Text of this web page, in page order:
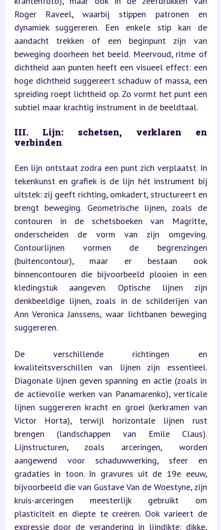
Roger Raveel, waarbij stippen patronen en
dynamiek suggereren. Een enkele stip kan de
aandacht trekken of een beginpunt zijn van
beweging doorheen het beeld. Meervoud, ritme of
dichtheid aan punten heeft een visueel effect: een
hoge dichtheid suggereert schaduw of massa, een
spreiding roept lichtheid op. Zo vormt het punt een
subtiel maar krachtig instrument in de beeldtaal.
III. Lijn: schetsen, verklaren en
verbinden
Een lijn ontstaat zodra een punt zich verplaatst. In
tekenkunst en grafiek is de lijn hét instrument bij
uitstek: zij geeft richting, omkadert, structureert en
brengt beweging. Geometrische lijnen, zoals de
contouren in de schetsboeken van Magritte,
onderscheiden de vorm van zijn omgeving.
Contourlijnen vormen de begrenzingen
(buitencontour), maar er bestaan ook
binnencontouren die bijvoorbeeld plooien in een
kledingstuk aangeven. Optische lijnen zijn
denkbeeldige lijnen, zoals in de schilderijen van
Ann Veronica Janssens, waar lichtbanen beweging
suggereren.
De verschillende richtingen en
kwaliteitsverschillen van lijnen zijn essentieel.
Diagonale lijnen geven spanning en actie (zoals in
de actievolle werken van Panamarenko), verticale
lijnen suggereren kracht en groei (kerkramen van
Victor Horta), terwijl horizontale lijnen rust
brengen (landschappen van Emile Claus).
Lijnstructuren, zoals arceringen, worden
aangewend voor schaduwwerking, sfeer en
gradaties in toon. In gravures uit de 19e eeuw,
bijvoorbeeld die van Gustave Van de Woestyne, zijn
kruis-arceringen meesterlijk gebruikt om
plasticiteit en diepte te creëren. Ook varieert de
expressie door de verandering in lijndikte: dikke,